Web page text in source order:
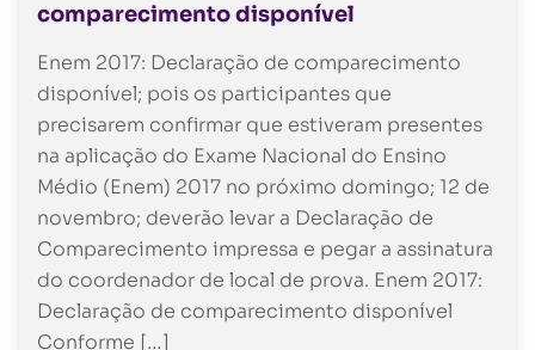
comparecimento disponível
Enem 2017: Declaração de comparecimento
disponível; pois os participantes que
precisarem confirmar que estiveram presentes
na aplicação do Exame Nacional do Ensino
Médio (Enem) 2017 no próximo domingo; 12 de
novembro; deverão levar a Declaração de
Comparecimento impressa e pegar a assinatura
do coordenador de local de prova. Enem 2017:
Declaração de comparecimento disponível
Conforme […]